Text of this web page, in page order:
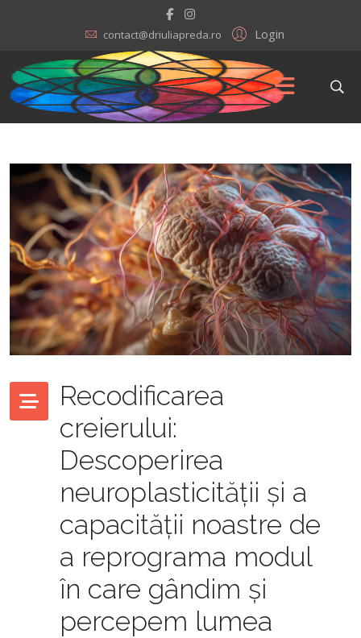
Login
contact@driuliapreda.ro
Recodificarea
creierului:
Descoperirea
neuroplasticității și a
capacității noastre de
a reprograma modul
în care gândim și
percepem lumea